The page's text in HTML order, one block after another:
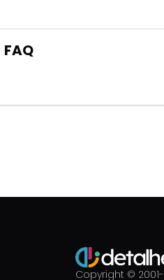
FAQ
Copyright © 2001-